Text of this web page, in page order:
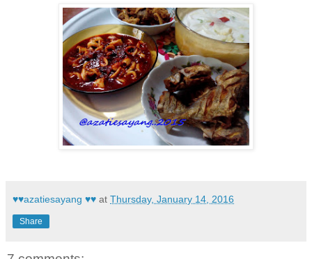
♥♥azatiesayang ♥♥ at Thursday, January 14, 2016
Share